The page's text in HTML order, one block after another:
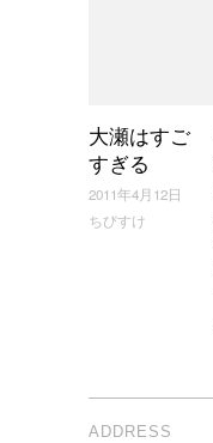
大瀬はすご
すぎる
2011年4月12日
ちびすけ
ADDRESS